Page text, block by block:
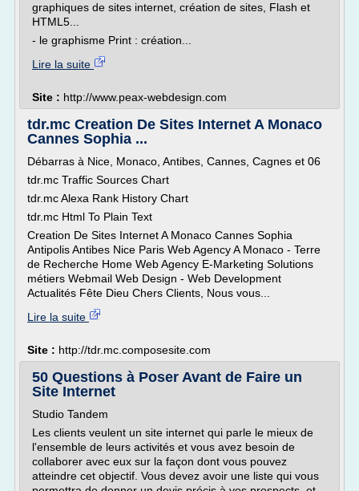
graphiques de sites internet, création de sites, Flash et
HTML5...
- le graphisme Print : création...
Lire la suite
Site : http://www.peax-webdesign.com
tdr.mc Creation De Sites Internet A Monaco
Cannes Sophia ...
Débarras à Nice, Monaco, Antibes, Cannes, Cagnes et 06
tdr.mc Traffic Sources Chart
tdr.mc Alexa Rank History Chart
tdr.mc Html To Plain Text
Creation De Sites Internet A Monaco Cannes Sophia
Antipolis Antibes Nice Paris Web Agency A Monaco - Terre
de Recherche Home Web Agency E-Marketing Solutions
métiers Webmail Web Design - Web Development
Actualités Fête Dieu Chers Clients, Nous vous...
Lire la suite
Site : http://tdr.mc.composesite.com
50 Questions à Poser Avant de Faire un
Site Internet
Studio Tandem
Les clients veulent un site internet qui parle le mieux de
l'ensemble de leurs activités et vous avez besoin de
collaborer avec eux sur la façon dont vous pouvez
atteindre cet objectif. Vous devez avoir une liste qui vous